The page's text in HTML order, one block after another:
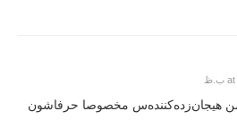
من هیجان‌زده‌کننده‌س مخصوصا حرفاشون